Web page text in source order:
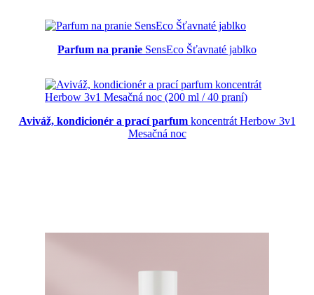
Parfum na pranie SensEco Šťavnaté jablko
Aviváž, kondicionér a prací parfum koncentrát Herbow 3v1
Mesačná noc